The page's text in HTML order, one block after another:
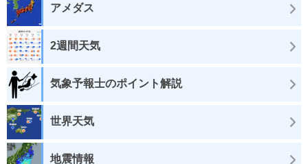
アメダス
2週間天気
気象予報士のポイント解説
世界天気
地震情報